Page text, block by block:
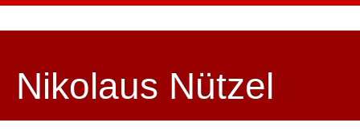
Nikolaus Nützel